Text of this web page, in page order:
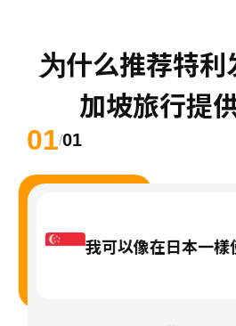
为什么推荐特
加坡旅行提
01/01
我可以像在日本一樣